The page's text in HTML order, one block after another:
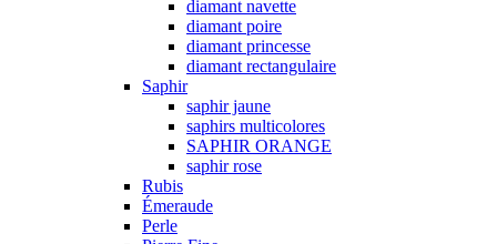
diamant navette
diamant poire
diamant princesse
diamant rectangulaire
Saphir
saphir jaune
saphirs multicolores
SAPHIR ORANGE
saphir rose
Rubis
Émeraude
Perle